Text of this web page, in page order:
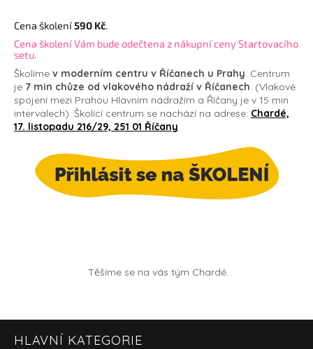
Cena školení590 Kč.
Cena školení Vám bude odečtena z nákupní ceny Startovacího
setu.
Školíme v moderním centru v Říčanech u Prahy. Centrum
je 7 min chůze od vlakového nádraží v Říčanech. (Vlakové
spojení mezi Prahou Hlavním nádražím a Říčany je v 15 min
intervalech). Školící centrum se nachází na adrese: Chardé,
17. listopadu 216/29, 251 01 Říčany
Těšíme se na vás tým Chardé.
HLAVNÍ KATEGORIE